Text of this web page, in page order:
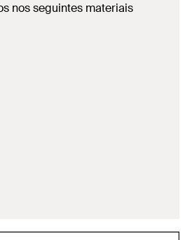
nos seguintes materiais